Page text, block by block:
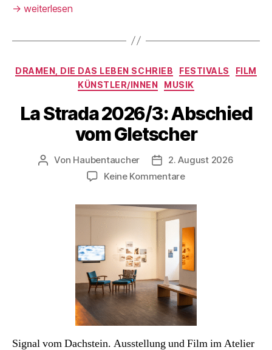
→ weiterlesen
Kategorien
DRAMEN, DIE DAS LEBEN SCHRIEB FESTIVALS
FILM
KÜNSTLER/INNEN
MUSIK
La Strada 2026/3: Abschied
vom Gletscher
Beitragsautor
Von Haubentaucher Veröffentlichungsdatum
2. August 2026
Keine Kommentarezu
Strada
2026/3:
Abschied
vom
Gletscher
Signal vom Dachstein. Ausstellung und Film im Atelier